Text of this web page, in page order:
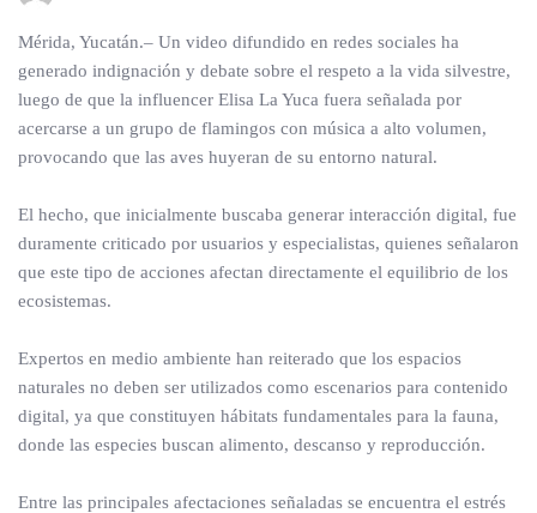
Mérida, Yucatán.– Un video difundido en redes sociales ha
generado indignación y debate sobre el respeto a la vida silvestre,
luego de que la influencer Elisa La Yuca fuera señalada por
acercarse a un grupo de flamingos con música a alto volumen,
provocando que las aves huyeran de su entorno natural.
El hecho, que inicialmente buscaba generar interacción digital, fue
duramente criticado por usuarios y especialistas, quienes señalaron
que este tipo de acciones afectan directamente el equilibrio de los
ecosistemas.
Expertos en medio ambiente han reiterado que los espacios
naturales no deben ser utilizados como escenarios para contenido
digital, ya que constituyen hábitats fundamentales para la fauna,
donde las especies buscan alimento, descanso y reproducción.
Entre las principales afectaciones señaladas se encuentra el estrés